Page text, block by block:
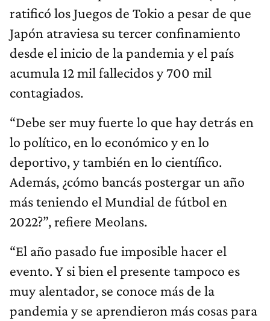
ratificó los Juegos de Tokio a pesar de que
Japón atraviesa su tercer confinamiento
desde el inicio de la pandemia y el país
acumula 12 mil fallecidos y 700 mil
contagiados.
“Debe ser muy fuerte lo que hay detrás en
lo político, en lo económico y en lo
deportivo, y también en lo científico.
Además, ¿cómo bancás postergar un año
más teniendo el Mundial de fútbol en
2022?”, refiere Meolans.
“El año pasado fue imposible hacer el
evento. Y si bien el presente tampoco es
muy alentador, se conoce más de la
pandemia y se aprendieron más cosas para